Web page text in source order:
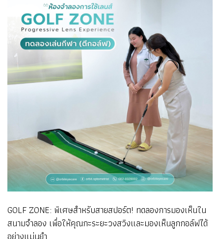
GOLF ZONE: พิเศษสำหรับสายสปอร์ต! ทดลองการมองเห็นใน
สนามจำลอง เพื่อให้คุณกะระยะวงสวิงและมองเห็นลูกกอล์ฟได้
อย่างแม่นยำ